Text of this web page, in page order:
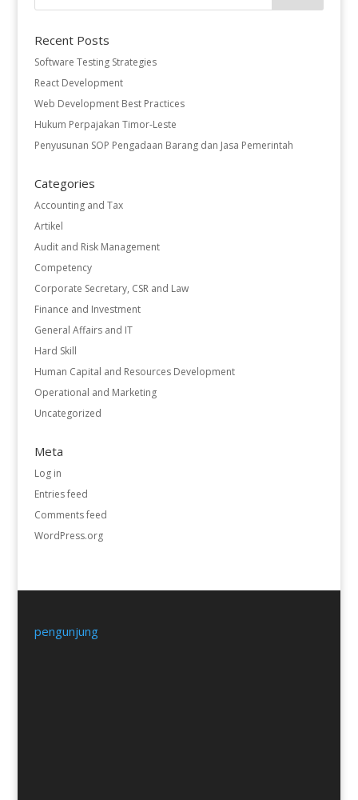
Recent Posts
Software Testing Strategies
React Development
Web Development Best Practices
Hukum Perpajakan Timor-Leste
Penyusunan SOP Pengadaan Barang dan Jasa Pemerintah
Categories
Accounting and Tax
Artikel
Audit and Risk Management
Competency
Corporate Secretary, CSR and Law
Finance and Investment
General Affairs and IT
Hard Skill
Human Capital and Resources Development
Operational and Marketing
Uncategorized
Meta
Log in
Entries feed
Comments feed
WordPress.org
pengunjung